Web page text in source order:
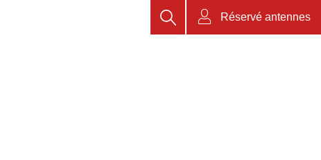
Réservé antennes
Rechercher